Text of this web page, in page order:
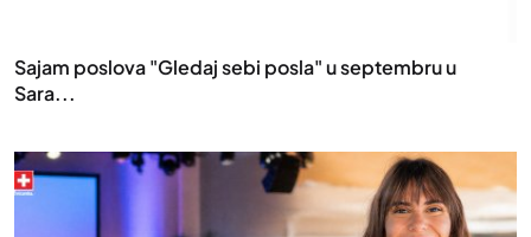
Sajam poslova "Gledaj sebi posla" u septembru u
Sara...